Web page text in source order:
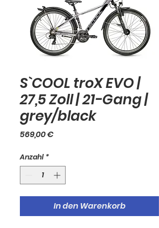
S`COOL troX EVO |
27,5 Zoll | 21-Gang |
grey/black
569,00 €Preis
Anzahl *
In den Warenkorb